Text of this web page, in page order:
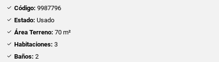
Código: 9987796
Estado: Usado
Área Terreno: 70 m²
Habitaciones: 3
Baños: 2